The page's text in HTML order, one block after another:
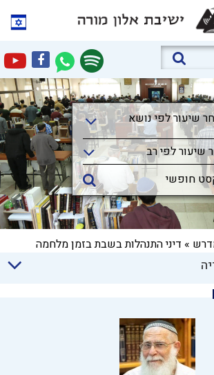
שיעור לפי נושא
שיעור לפי נושא
שיעור לפי רב
» דיני התנהלות בשבת בזמן מלחמה